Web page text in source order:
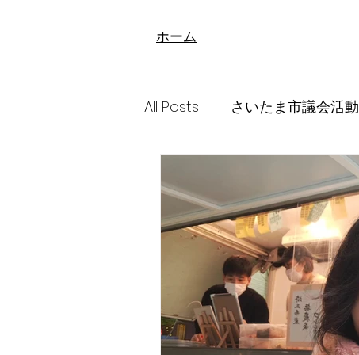
​ホーム
All Posts さいたま市議会活動